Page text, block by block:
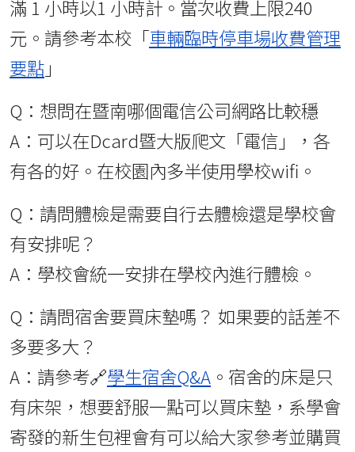
滿 1 小時以1 小時計。當次收費上限240
元。請參考本校「車輛臨時停車場收費管理
要點 」
Q：想問在暨南哪個電信公司網路比較穩
A：可以在Dcard暨大版爬文「電信」，各
有各的好。在校園內多半使用學校wifi。
Q：請問體檢是需要自行去體檢還是學校會
有安排呢？
A：學校會統一安排在學校內進行體檢。
Q：請問宿舍要買床墊嗎？ 如果要的話差不
多要多大？
A：請參考🔗學生宿舍Q&A 。宿舍的床是只
有床架，想要舒服一點可以買床墊，系學會
寄發的新生包裡會有可以給大家參考並購買